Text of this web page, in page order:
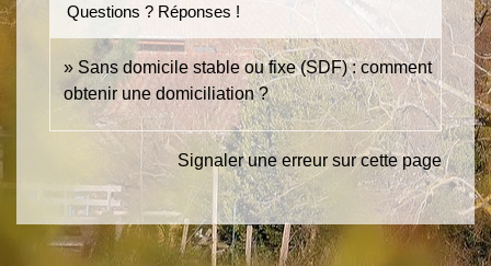
Questions ? Réponses !
Sans domicile stable ou fixe (SDF) : comment
obtenir une domiciliation ?
Signaler une erreur sur cette page